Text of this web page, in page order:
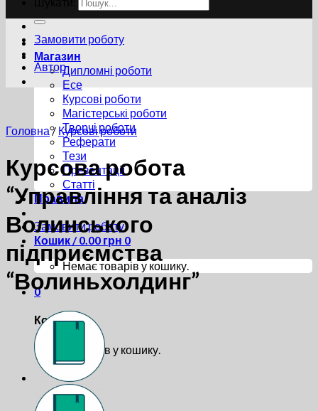
Магазин
Дипломні роботи
Есе
Курсові роботи
Магістерські роботи
Творчі роботи
Реферати
Тези
Презентації
Статті
Правила
Замовити роботу
Кошик /0.00 грн 0
Немає товарів у кошику.
0
Кошик
Немає товарів у кошику.
Замовити роботу
Автор
Головна / Курсові роботи
Курсова робота
“Управління та аналіз
Волинського
підприємства
“Волиньхолдинг”